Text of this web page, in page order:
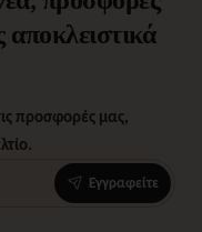
προσφορές μας,
Εγγραφείτε